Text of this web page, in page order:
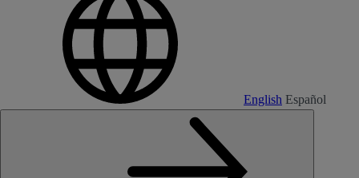
English Español